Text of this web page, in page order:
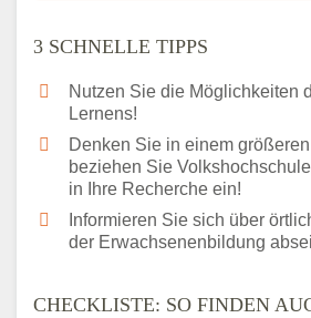
3 SCHNELLE TIPPS
Nutzen Sie die Möglichkeiten
Lernens!
Denken Sie in einem
beziehen Sie
in Ihre Recherche ein!
Informieren Sie sich über
der Erwachsenenbildung
CHECKLISTE: SO FINDEN